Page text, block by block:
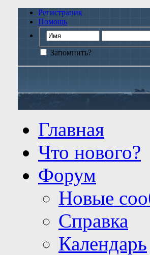
Регистрация
Помощь
Запомнить?
Главная
Что нового?
Форум
Новые
Справка
Календарь